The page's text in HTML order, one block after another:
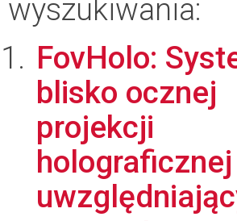
wyszukiwania:
FovHolo:
blisko ocznej
projekcji
holograficznej